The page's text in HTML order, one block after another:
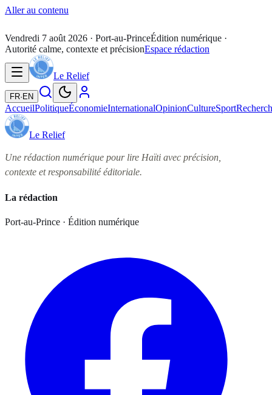
Aller au contenu
Vendredi 7 août 2026 · Port-au-PrinceÉdition numérique ·
Autorité calme, contexte et précisionEspace rédaction
Le Relief
FR· EN
AccueilPolitiqueÉconomieInternationalOpinionCultureSport
Le Relief
Une rédaction numérique pour lire Haïti avec précision,
contexte et responsabilité éditoriale.
La rédaction
Port-au-Prince · Édition numérique